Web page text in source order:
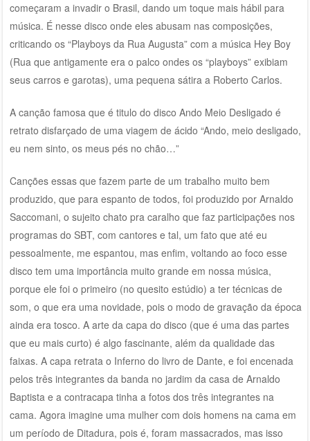
começaram a invadir o Brasil, dando um toque mais hábil para
música. É nesse disco onde eles abusam nas composições,
criticando os “Playboys da Rua Augusta” com a música Hey Boy
(Rua que antigamente era o palco ondes os “playboys” exibiam
seus carros e garotas), uma pequena sátira a Roberto Carlos.
A canção famosa que é titulo do disco Ando Meio Desligado é
retrato disfarçado de uma viagem de ácido “Ando, meio desligado,
eu nem sinto, os meus pés no chão…”
Canções essas que fazem parte de um trabalho muito bem
produzido, que para espanto de todos, foi produzido por Arnaldo
Saccomani, o sujeito chato pra caralho que faz participações nos
programas do SBT, com cantores e tal, um fato que até eu
pessoalmente, me espantou, mas enfim, voltando ao foco esse
disco tem uma importância muito grande em nossa música,
porque ele foi o primeiro (no quesito estúdio) a ter técnicas de
som, o que era uma novidade, pois o modo de gravação da época
ainda era tosco. A arte da capa do disco (que é uma das partes
que eu mais curto) é algo fascinante, além da qualidade das
faixas. A capa retrata o Inferno do livro de Dante, e foi encenada
pelos três integrantes da banda no jardim da casa de Arnaldo
Baptista e a contracapa tinha a fotos dos três integrantes na
cama. Agora imagine uma mulher com dois homens na cama em
um período de Ditadura, pois é, foram massacrados, mas isso